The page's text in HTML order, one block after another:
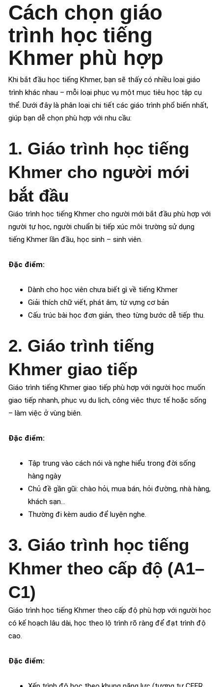
Cách chọn giáo
trình học tiếng
Khmer phù hợp
Khi bắt đầu học tiếng Khmer, bạn sẽ thấy có nhiều loại giáo
trình khác nhau – mỗi loại phục vụ một mục tiêu học tập cụ
thể. Dưới đây là phân loại chi tiết các giáo trình phổ biến nhất,
giúp bạn dễ chọn phù hợp với nhu cầu:
1. Giáo trình học tiếng
Khmer cho người mới
bắt đầu
Giáo trình học tiếng Khmer cho người mới bắt đầu phù hợp với
người tự học, người chuẩn bị tiếp xúc môi trường sử dụng
tiếng Khmer lần đầu, học sinh – sinh viên.
Đặc điểm:
Dành cho học viên chưa biết gì về tiếng Khmer
Giải thích chữ viết, phát âm, từ vựng cơ bản
Cấu trúc bài học đơn giản, theo từng bước dễ tiếp thu.
2. Giáo trình tiếng
Khmer giao tiếp
Giáo trình tiếng Khmer giao tiếp phù hợp với người học muốn
giao tiếp nhanh, phục vụ du lịch, công việc thực tế hoặc sống
– làm việc ở vùng biên.
Đặc điểm:
Tập trung vào cách nói và nghe hiểu trong đời sống
hàng ngày
Chủ đề gần gũi: chào hỏi, mua bán, hỏi đường, nhà hàng,
khách sạn…
Thường đi kèm audio để luyện nghe.
3. Giáo trình học tiếng
Khmer theo cấp độ (A1–
C1)
Giáo trình học tiếng Khmer theo cấp độ phù hợp với người học
có kế hoạch lâu dài, học theo lộ trình rõ ràng để đạt trình độ
cao.
Đặc điểm: